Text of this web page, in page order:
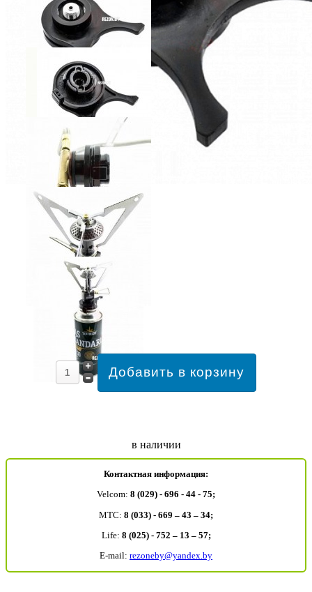
в наличии
Контактная информация:
Velcom: 8 (029) - 696 - 44 - 75;
MTC: 8 (033) - 669 – 43 – 34;
Life: 8 (025) - 752 – 13 – 57;
E-mail: rezoneby@yandex.by